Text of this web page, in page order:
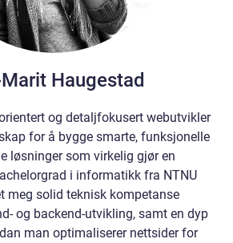
Haugestad
og detaljfokusert webutvikler
for å bygge smarte, funksjonelle
løsninger som virkelig gjør en
i informatikk fra NTNU
meg solid teknisk kompetanse
og backend-utvikling, samt en dyp
man optimaliserer nettsider for